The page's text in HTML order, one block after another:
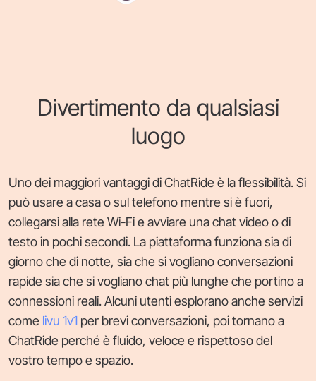
Divertimento da qualsiasi
luogo
Uno dei maggiori vantaggi di ChatRide è la flessibilità. Si
può usare a casa o sul telefono mentre si è fuori,
collegarsi alla rete Wi-Fi e avviare una chat video o di
testo in pochi secondi. La piattaforma funziona sia di
giorno che di notte, sia che si vogliano conversazioni
rapide sia che si vogliano chat più lunghe che portino a
connessioni reali. Alcuni utenti esplorano anche servizi
come livu 1v1 per brevi conversazioni, poi tornano a
ChatRide perché è fluido, veloce e rispettoso del
vostro tempo e spazio.